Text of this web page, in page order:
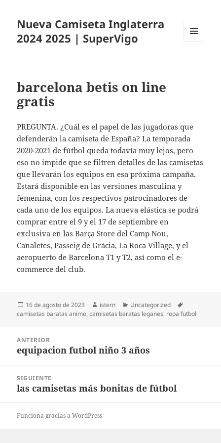
Nueva Camiseta Inglaterra
2024 2025 | SuperVigo
barcelona betis on line
gratis
PREGUNTA. ¿Cuál es el papel de las jugadoras que
defenderán la camiseta de España? La temporada
2020-2021 de fútbol queda todavía muy lejos, pero
eso no impide que se filtren detalles de las camisetas
que llevarán los equipos en esa próxima campaña.
Estará disponible en las versiones masculina y
femenina, con los respectivos patrocinadores de
cada uno de los equipos. La nueva elástica se podrá
comprar entre el 9 y el 17 de septiembre en
exclusiva en las Barça Store del Camp Nou,
Canaletes, Passeig de Gràcia, La Roca Village, y el
aeropuerto de Barcelona T1 y T2, así como el e-
commerce del club.
Publicado
el
16 de agosto de 2023 Autor
istern Categorías
Uncategorized
camisetas baratas anime,camisetas baratas leganes, ropa futbol
entradas
ANTERIOR
Entrada
equipacion futbol niño 3 años
SIGUIENTE
Entrada
las camisetas más bonitas de fútbol
Funciona gracias a WordPress